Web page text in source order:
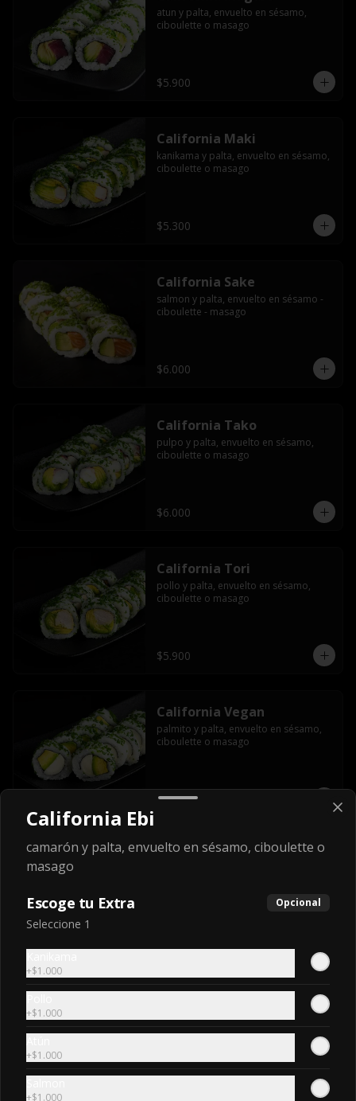
atun y palta, envuelto en sésamo,
ciboulette o masago
$5.900
California Maki
kanikama y palta, envuelto en sésamo,
ciboulette o masago
$5.300
California Sake
salmon y palta, envuelto en sésamo -
ciboulette - masago
$6.000
California Tako
pulpo y palta, envuelto en sésamo,
ciboulette o masago
$6.000
California Tori
pollo y palta, envuelto en sésamo,
ciboulette o masago
$5.900
California Vegan
palmito y palta, envuelto en sésamo,
ciboulette o masago
$5.300
Conócenos
Las Condes +56940554734
California Ebi
camarón y palta, envuelto en sésamo, ciboulette o
masago
Escoge tu Extra Opcional
Seleccione 1
+$1.000
+$1.000
+$1.000
+$1.000